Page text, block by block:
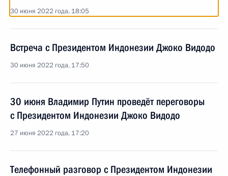
30 июня 2022 года, 18:05
Встреча с Президентом Индонезии Джоко Видодо
30 июня 2022 года, 17:50
30 июня Владимир Путин проведёт переговоры
с Президентом Индонезии Джоко Видодо
27 июня 2022 года, 17:20
Телефонный разговор с Президентом Индонезии